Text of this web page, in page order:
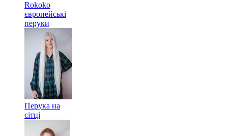
Rokoko
європейські
перуки
Перука на
сітці